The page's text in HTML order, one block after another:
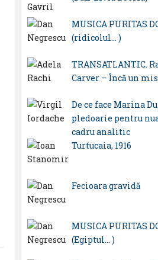
MUSICA PURITAS
(ridicolul… )
TRANSATLANTIC.
Carver – Încă un
De ce face Marina
pledoarie pentru
cadru analitic
Turtucaia, 1916
Fecioara gravidă
MUSICA PURITAS
(Egiptul… )